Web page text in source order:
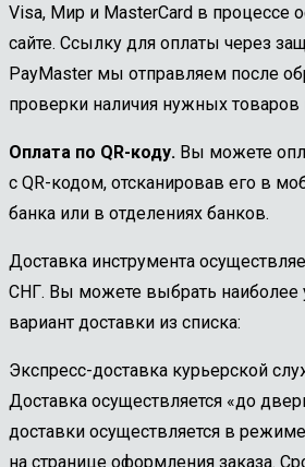
Visa, Мир и MasterCard в процессе
сайте. Ссылку для оплаты через
PayMaster мы отправляем после
проверки наличия нужных товаров
Оплата по QR-коду. Вы можете
с QR-кодом, отсканировав его в
банка или в отделениях банков.
Доставка инструмента
СНГ. Вы можете выбрать наиболее
вариант доставки из списка:
Экспресс-доставка курьерской
Доставка осуществляется «до
доставки осуществляется в
на странице оформления заказа.